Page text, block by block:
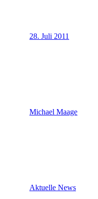
28. Juli 2011
Michael Maage
Aktuelle News